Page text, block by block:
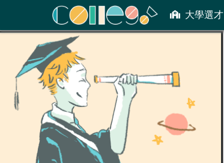
大學選才